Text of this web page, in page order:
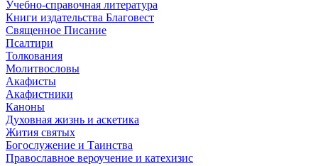
Учебно-справочная литература
Книги издательства Благовест
Священное Писание
Псалтири
Толкования
Молитвословы
Акафисты
Акафистники
Каноны
Духовная жизнь и аскетика
Жития святых
Богослужение и Таинства
Православное вероучение и катехизис